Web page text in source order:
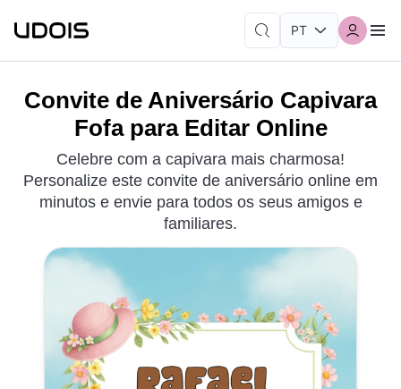
Convite de Aniversário Capivara
Fofa para Editar Online
Celebre com a capivara mais charmosa!
Personalize este convite de aniversário online em
minutos e envie para todos os seus amigos e
familiares.